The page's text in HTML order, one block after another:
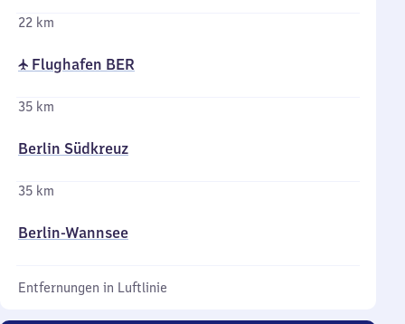
22 km
✈ Flughafen BER
35 km
Berlin Südkreuz
35 km
Berlin-Wannsee
Entfernungen in Luftlinie